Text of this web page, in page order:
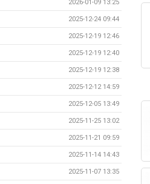
2026-01-09 13:25
2025-12-24 09:44
2025-12-19 12:46
2025-12-19 12:40
2025-12-19 12:38
2025-12-12 14:59
2025-12-05 13:49
2025-11-25 13:02
2025-11-21 09:59
2025-11-14 14:43
2025-11-07 13:35